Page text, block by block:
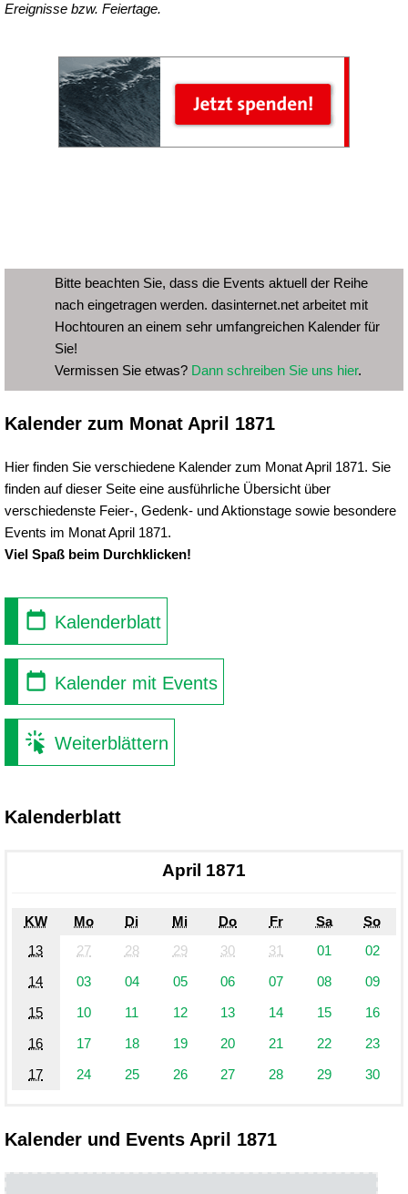
Ereignisse bzw. Feiertage.
Bitte beachten Sie, dass die Events aktuell der Reihe
nach eingetragen werden. dasinternet.net arbeitet mit
Hochtouren an einem sehr umfangreichen Kalender für
Sie!
Vermissen Sie etwas? Dann schreiben Sie uns hier.
Kalender zum Monat April 1871
Hier finden Sie verschiedene Kalender zum Monat April 1871. Sie
finden auf dieser Seite eine ausführliche Übersicht über
verschiedenste Feier-, Gedenk- und Aktionstage sowie besondere
Events im Monat April 1871.
Viel Spaß beim Durchklicken!
Kalenderblatt
Kalender mit Events
Weiterblättern
Kalenderblatt
April 1871
KW Mo Di Mi Do Fr Sa
So
13
27 28 29 30 31 01
02
14
03 04 05 06 07 08
09
15
10 11 12 13 14 15
16
16
17 18 19 20 21 22
23
17
24 25 26 27 28 29 30
Kalender und Events April 1871